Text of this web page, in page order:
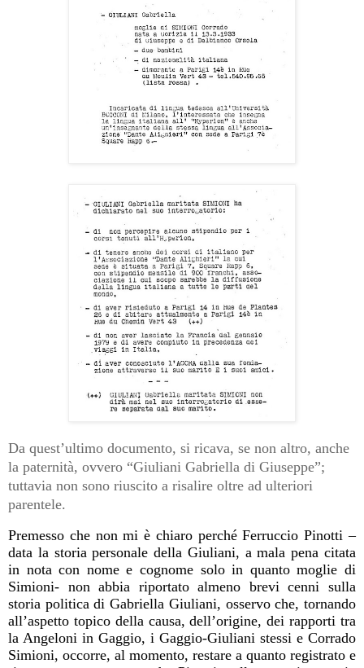
Da quest’ultimo documento, si ricava, se non altro, anche
la paternità, ovvero “Giuliani Gabriella di Giuseppe”;
tuttavia non sono riuscito a risalire oltre ad ulteriori
parentele.
Premesso che non mi è chiaro perché Ferruccio Pinotti –
data la storia personale della Giuliani, a mala pena citata
in nota con nome e cognome solo in quanto moglie di
Simioni- non abbia riportato almeno brevi cenni sulla
storia politica di Gabriella Giuliani, osservo che, tornando
all’aspetto topico della causa, dell’origine, dei rapporti tra
la Angeloni in Gaggio, i Gaggio-Giuliani stessi e Corrado
Simioni, occorre, al momento, restare a quanto registrato e